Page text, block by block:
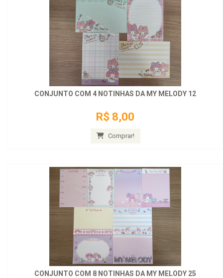
CONJUNTO COM 4 NOTINHAS DA MY MELODY 12
R$ 8,00
Comprar!
CONJUNTO COM 8 NOTINHAS DA MY MELODY 25